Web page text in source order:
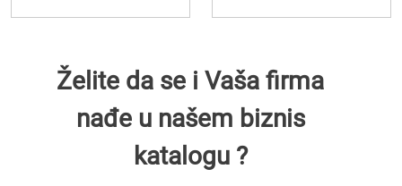
Želite da se i Vaša firma
nađe u našem biznis
katalogu ?